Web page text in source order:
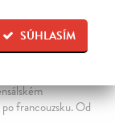
SÚHLASÍM
francouzsku. Od